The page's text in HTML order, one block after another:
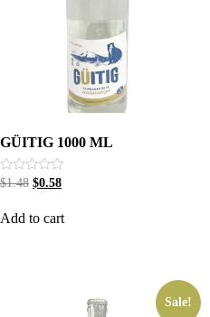
GÜITIG 1000 ML
Rated
of
$1.48 $0.58
Add to cart
Sale!